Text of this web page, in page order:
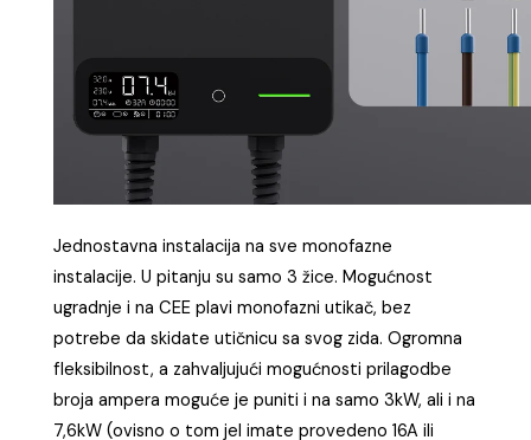
Jednostavna instalacija na sve monofazne
instalacije. U pitanju su samo 3 žice. Mogućnost
ugradnje i na CEE plavi monofazni utikač, bez
potrebe da skidate utičnicu sa svog zida. Ogromna
fleksibilnost, a zahvaljujući mogućnosti prilagodbe
broja ampera moguće je puniti i na samo 3kW, ali i na
7,6kW (ovisno o tom jel imate provedeno 16A ili